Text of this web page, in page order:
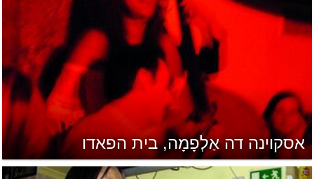
אסקוינה דה אַלְפָמָה, בית הפאדו